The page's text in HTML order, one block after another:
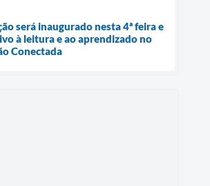
será inaugurado nesta 4ª feira e
à leitura e ao aprendizado no
Conectada